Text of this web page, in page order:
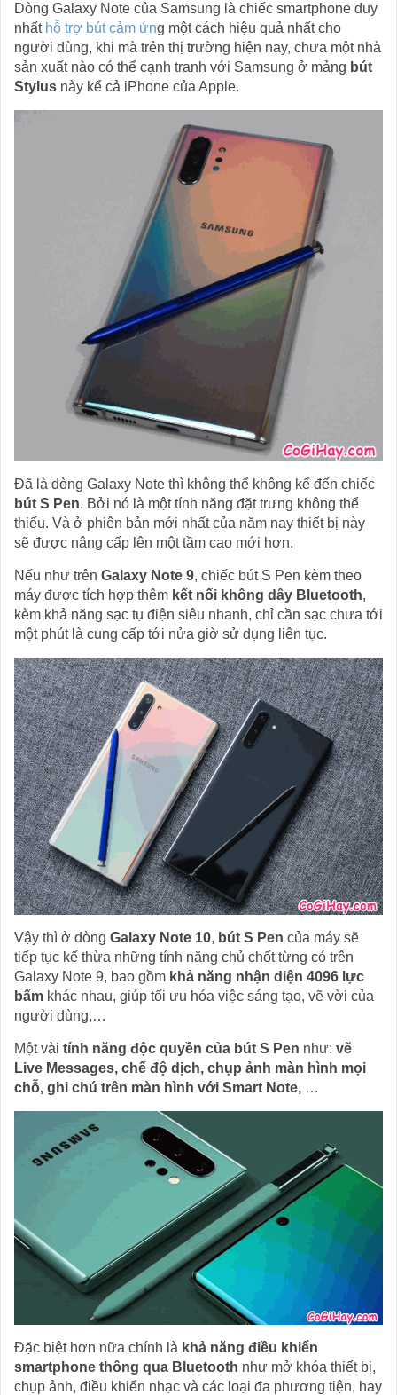
Dòng Galaxy Note của Samsung là chiếc smartphone duy
nhất hỗ trợ bút cảm ứng một cách hiệu quả nhất cho
người dùng, khi mà trên thị trường hiện nay, chưa một nhà
sản xuất nào có thể cạnh tranh với Samsung ở mảng bút
Stylus này kể cả iPhone của Apple.
Đã là dòng Galaxy Note thì không thể không kể đến chiếc
bút S Pen. Bởi nó là một tính năng đặt trưng không thể
thiếu. Và ở phiên bản mới nhất của năm nay thiết bị này
sẽ được nâng cấp lên một tầm cao mới hơn.
Nếu như trên Galaxy Note 9, chiếc bút S Pen kèm theo
máy được tích hợp thêm kết nối không dây Bluetooth,
kèm khả năng sạc tụ điện siêu nhanh, chỉ cần sạc chưa tới
một phút là cung cấp tới nửa giờ sử dụng liên tục.
Vậy thì ở dòng Galaxy Note 10, bút S Pen của máy sẽ
tiếp tục kế thừa những tính năng chủ chốt từng có trên
Galaxy Note 9, bao gồm khả năng nhận diện 4096 lực
bấm khác nhau, giúp tối ưu hóa việc sáng tạo, vẽ vời của
người dùng,…
Một vài tính năng độc quyền của bút S Pen như: vẽ
Live Messages, chế độ dịch, chụp ảnh màn hình mọi
chỗ, ghi chú trên màn hình với Smart Note, …
Đặc biệt hơn nữa chính là khả năng điều khiển
smartphone thông qua Bluetooth như mở khóa thiết bị,
chụp ảnh, điều khiển nhạc và các loại đa phương tiện, hay